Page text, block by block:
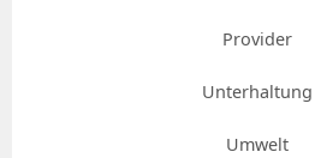
Provider
Unterhaltung
Umwelt